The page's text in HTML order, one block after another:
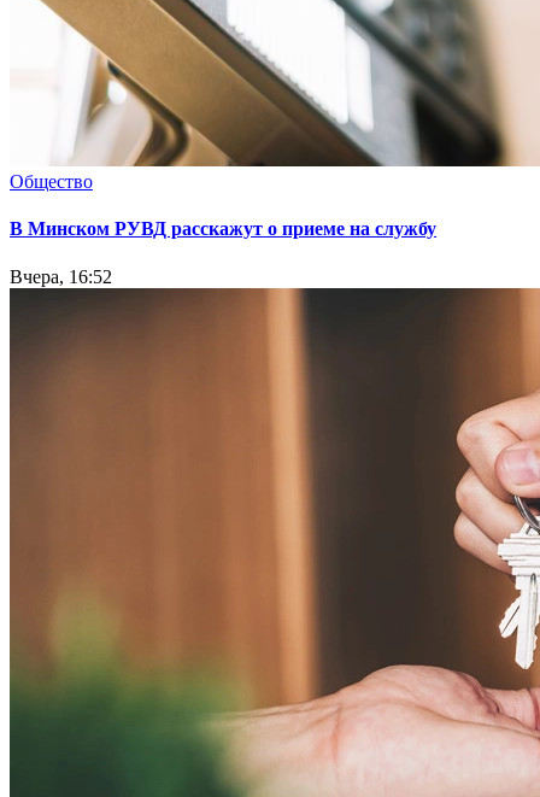
Общество
В Минском РУВД расскажут о приеме на службу
Вчера, 16:52